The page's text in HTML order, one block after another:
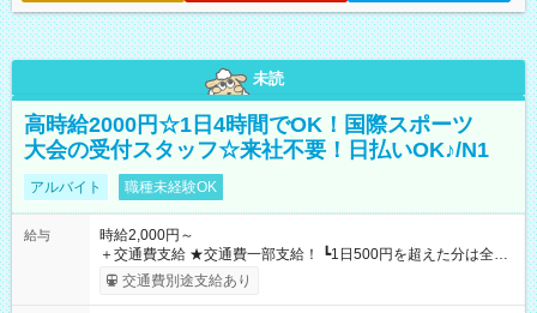
未読
高時給2000円☆1日4時間でOK！国際スポーツ
大会の受付スタッフ☆来社不要！日払いOK♪/N1
アルバイト 職種未経験OK
給与
時給2,000円～
＋交通費支給 ★交通費一部支給！ ┗1日500円を超えた分は全額
支給！ ※往復500円以内の方は自己負担となります ★日払い
OK！（規定あり） ┗働いたその日に現金GET♪ お仕事後はコン
交通費別途支給あり